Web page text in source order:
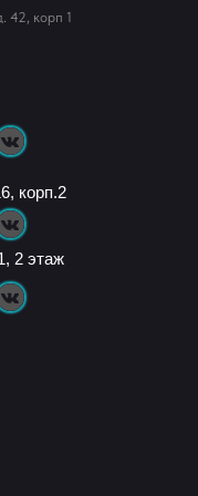
корп.2
2 этаж
42, корп 1